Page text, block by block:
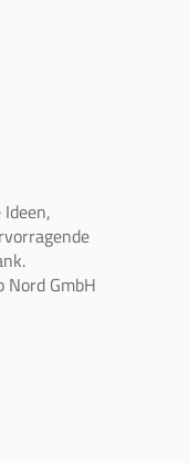
GmbH